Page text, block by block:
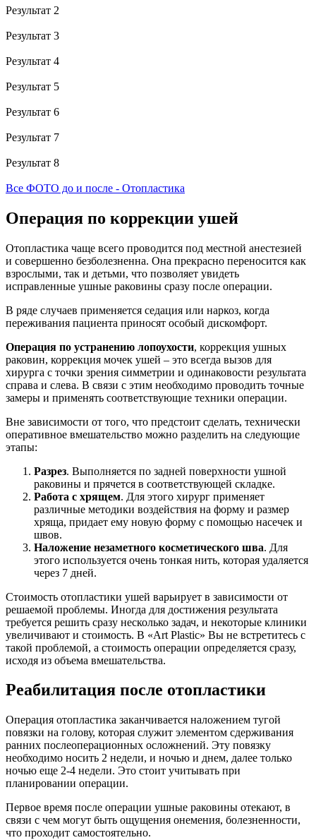
Результат 2
Результат 3
Результат 4
Результат 5
Результат 6
Результат 7
Результат 8
Все ФОТО до и после - Отопластика
Операция по коррекции ушей
Отопластика чаще всего проводится под местной анестезией
и совершенно безболезненна. Она прекрасно переносится как
взрослыми, так и детьми, что позволяет увидеть
исправленные ушные раковины сразу после операции.
В ряде случаев применяется седация или наркоз, когда
переживания пациента приносят особый дискомфорт.
Операция по устранению лопоухости, коррекция ушных
раковин, коррекция мочек ушей – это всегда вызов для
хирурга с точки зрения симметрии и одинаковости результата
справа и слева. В связи с этим необходимо проводить точные
замеры и применять соответствующие техники операции.
Вне зависимости от того, что предстоит сделать, технически
оперативное вмешательство можно разделить на следующие
этапы:
Разрез. Выполняется по задней поверхности ушной
раковины и прячется в соответствующей складке.
Работа с хрящем. Для этого хирург применяет
различные методики воздействия на форму и размер
хряща, придает ему новую форму с помощью насечек и
швов.
Наложение незаметного косметического шва. Для
этого используется очень тонкая нить, которая удаляется
через 7 дней.
Стоимость отопластики ушей варьирует в зависимости от
решаемой проблемы. Иногда для достижения результата
требуется решить сразу несколько задач, и некоторые клиники
увеличивают и стоимость. В «Art Plastic» Вы не встретитесь с
такой проблемой, а стоимость операции определяется сразу,
исходя из объема вмешательства.
Реабилитация после отопластики
Операция отопластика заканчивается наложением тугой
повязки на голову, которая служит элементом сдерживания
ранних послеоперационных осложнений. Эту повязку
необходимо носить 2 недели, и ночью и днем, далее только
ночью еще 2-4 недели. Это стоит учитывать при
планировании операции.
Первое время после операции ушные раковины отекают, в
связи с чем могут быть ощущения онемения, болезненности,
что проходит самостоятельно.